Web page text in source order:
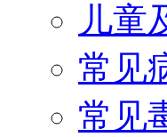
儿童
常见
常见